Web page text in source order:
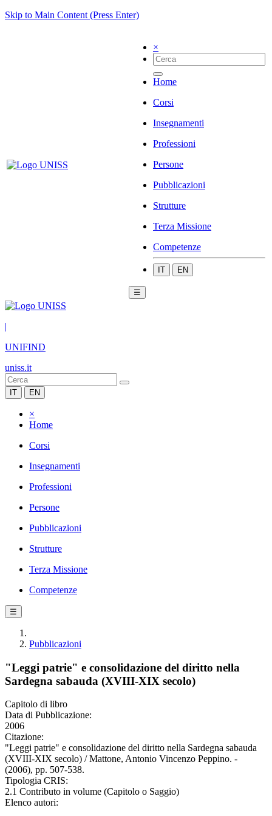
Skip to Main Content (Press Enter)
×
Home
Corsi
Insegnamenti
Professioni
Persone
Pubblicazioni
Strutture
Terza Missione
Competenze
IT EN
☰
|
UNIFIND
uniss.it
IT EN
×
Home
Corsi
Insegnamenti
Professioni
Persone
Pubblicazioni
Strutture
Terza Missione
Competenze
☰
Pubblicazioni
"Leggi patrie" e consolidazione del diritto nella
Sardegna sabauda (XVIII-XIX secolo)
Capitolo di libro
Data di Pubblicazione:
2006
Citazione:
"Leggi patrie" e consolidazione del diritto nella Sardegna sabauda
(XVIII-XIX secolo) / Mattone, Antonio Vincenzo Peppino. -
(2006), pp. 507-538.
Tipologia CRIS:
2.1 Contributo in volume (Capitolo o Saggio)
Elenco autori: